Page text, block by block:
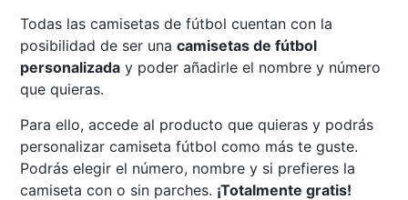
Todas las camisetas de fútbol cuentan con la
posibilidad de ser unacamisetas de fútbol
personalizada y poder añadirle el nombre y número
que quieras.
Para ello, accede al producto que quieras y podrás
personalizar camiseta fútbol como más te guste.
Podrás elegir el número, nombre y si prefieres la
camiseta con o sin parches. ¡Totalmente gratis!